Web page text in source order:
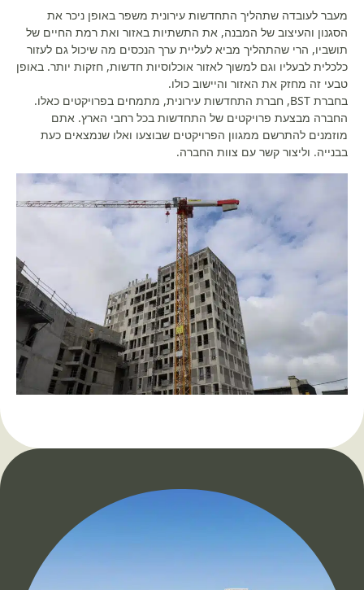
מעבר לעובדה שתהליך התחדשות עירונית משפר באופן ניכר את
הסגנון והעיצוב של המבנה, את התשתיות באזור ואת רמת החיים של
תושביו, הרי שהתהליך מביא לעליית ערך הנכסים מה שיכול גם לעזור
כלכלית לבעליו וגם למשוך לאזור אוכלוסיות חדשות, חזקות יותר. באופן
טבעי זה מחזק את האזור והיישוב כולו.
בחברת BST, חברת התחדשות עירונית, מתמחים בפרויקטים כאלו.
החברה מבצעת פרויקטים של התחדשות בכל רחבי הארץ. אתם
מוזמנים להתרשם ממגוון הפרויקטים שבוצעו ואלו שנמצאים כעת
בבנייה. וליצור קשר עם צוות החברה.